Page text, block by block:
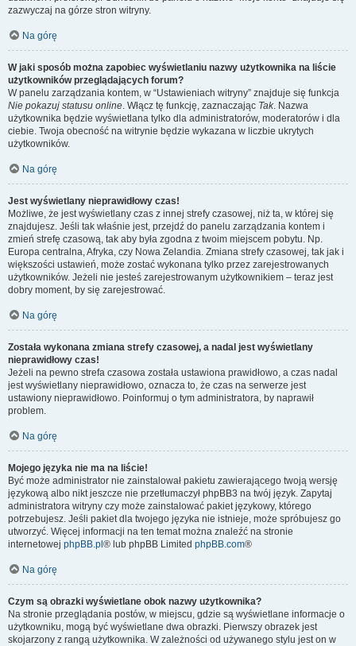
zazwyczaj na górze stron witryny.
Na górę
W jaki sposób można zapobiec wyświetlaniu nazwy użytkownika na liście
użytkowników przeglądających forum?
W panelu zarządzania kontem, w “Ustawieniach witryny” znajduje się funkcja
Nie pokazuj statusu online. Włącz tę funkcję, zaznaczając Tak. Nazwa
użytkownika będzie wyświetlana tylko dla administratorów, moderatorów i dla
ciebie. Twoja obecność na witrynie będzie wykazana w liczbie ukrytych
użytkowników.
Na górę
Jest wyświetlany nieprawidłowy czas!
Możliwe, że jest wyświetlany czas z innej strefy czasowej, niż ta, w której się
znajdujesz. Jeśli tak właśnie jest, przejdź do panelu zarządzania kontem i
zmień strefę czasową, tak aby była zgodna z twoim miejscem pobytu. Np.
Europa centralna, Afryka, czy Nowa Zelandia. Zmiana strefy czasowej, tak jak i
większości ustawień, może zostać wykonana tylko przez zarejestrowanych
użytkowników. Jeżeli nie jesteś zarejestrowanym użytkownikiem – teraz jest
dobry moment, by się zarejestrować.
Na górę
Została wykonana zmiana strefy czasowej, a nadal jest wyświetlany
nieprawidłowy czas!
Jeżeli na pewno strefa czasowa została ustawiona prawidłowo, a czas nadal
jest wyświetlany nieprawidłowo, oznacza to, że czas na serwerze jest
ustawiony nieprawidłowo. Poinformuj o tym administratora, by naprawił
problem.
Na górę
Mojego języka nie ma na liście!
Być może administrator nie zainstalował pakietu zawierającego twoją wersję
językową albo nikt jeszcze nie przetłumaczył phpBB3 na twój język. Zapytaj
administratora witryny czy może zainstalować pakiet językowy, którego
potrzebujesz. Jeśli pakiet dla twojego języka nie istnieje, może spróbujesz go
utworzyć. Więcej informacji na ten temat można znaleźć na stronie
internetowej phpBB.pl ® lub phpBB Limited phpBB.com®
Na górę
Czym są obrazki wyświetlane obok nazwy użytkownika?
Na stronie przeglądania postów, w miejscu, gdzie są wyświetlane informacje o
użytkowniku, mogą być wyświetlane dwa obrazki. Pierwszy obrazek jest
skojarzony z rangą użytkownika. W zależności od używanego stylu jest on w